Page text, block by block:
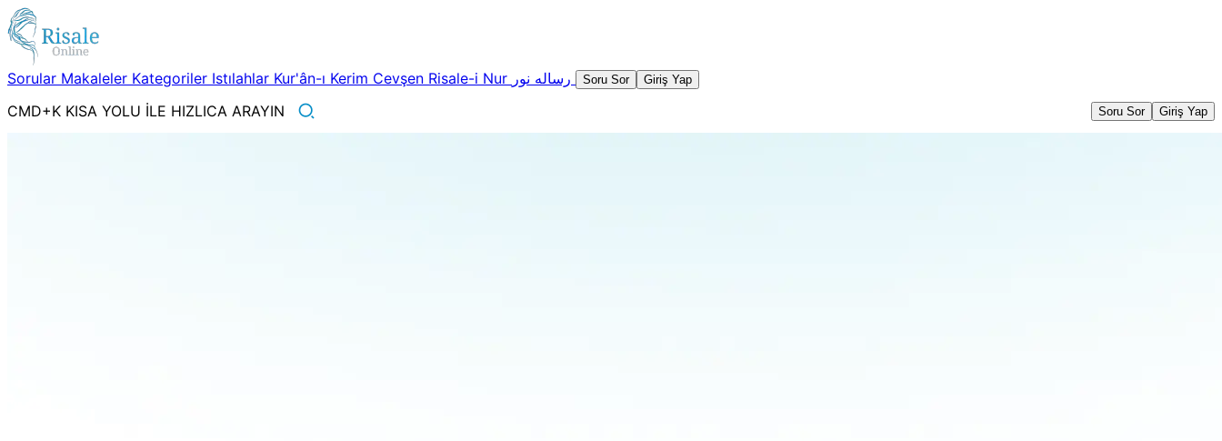
Sorular Makaleler Kategoriler Istılahlar Kur'ân-ı Kerim Cevşen Risale-i Nur Soru Sor Giriş Yap
CMD+K KISA YOLU İLE HIZLICA ARAYIN Soru Sor Giriş Yap